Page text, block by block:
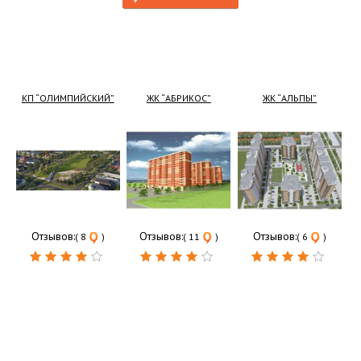
КП “ОЛИМПИЙСКИЙ”
Отзывов:( 8 )
ЖК “АБРИКОС”
Отзывов:( 11 )
ЖК “АЛЬПЫ”
Отзывов:( 6 )